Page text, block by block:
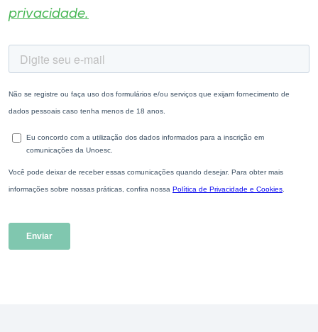
privacidade.